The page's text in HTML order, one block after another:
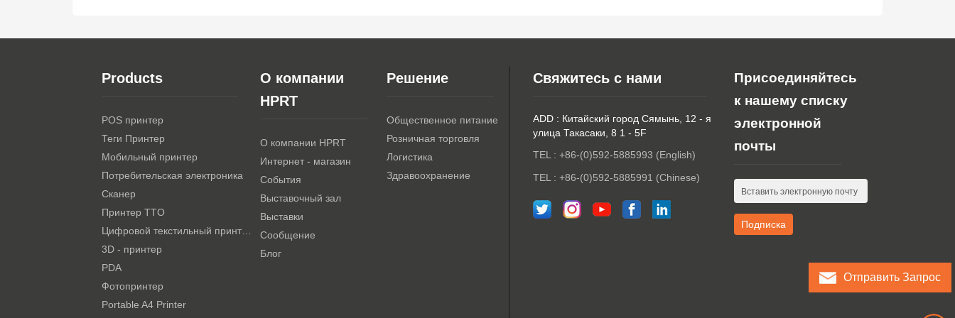
Products
POS принтер
Теги Принтер
Мобильный принтер
Потребительская электроника
Сканер
Принтер TTO
3D - принтер
PDA
Фотопринтер
Portable A4 Printer
О компании
HPRT
О компании HPRT
Интернет - магазин
События
Выставочный зал
Выставки
Сообщение
Блог
Решение
Общественное питание
Розничная торговля
Логистика
Здравоохранение
Свяжитесь с нами
ADD : Китайский город Сямынь, 12 - я
улица Такасаки, 8 1 - 5F
TEL : +86-(0)592-5885993 (English)
TEL : +86-(0)592-5885991 (Chinese)
Присоединяйтесь
к нашему списку
электронной
почты
Отправить Запрос